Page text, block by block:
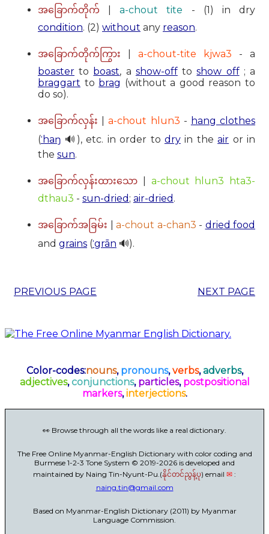
အခြောက်တိုက် |a-chout tite - (1) in dry
condition. (2) without any reason.
အခြောက်တိုက်ကြွား a-chout-tite kjwa3 - a
boaster to boast, a show-offtoshow off; a
braggart to brag (without a good reason to
do so).
အခြောက်လှန်း |a-chout hlun3 - hang clothes
(ˈhaŋ 🔊), etc. in order to dryin theair or in
the sun.
အခြောက်လှန်းထားသော
a-chout hlun3 hta3-
dthau3 - sun-dried ; air-dried .
အခြောက်အခြမ်း a-chout a-chan3 - dried food
and grains (ˈgrān 🔊).
PREVIOUS PAGE NEXT PAGE
Color-codes:nouns, pronouns,verbs,adverbs,
adjectives,conjunctions, particles, postpositional
markers,interjections.
👀 Browse through all the words like a real dictionary.
The Free Online Myanmar-English Dictionary with color coding and
Burmese 1-2-3 Tone System © 2019-2026 is developed and
maintained by Naing Tin-Nyunt-Pu.(နိုင်တင်ညွန့်ပု) email ✉ :
naing.tin@gmail.com
Based on Myanmar-English Dictionary (2011) by Myanmar
Language Commission.